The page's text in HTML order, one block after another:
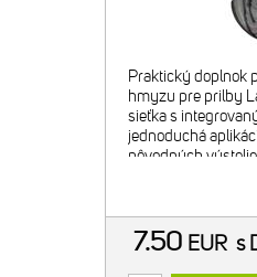
Praktický doplnok
hmyzu pre prilby
sieťka s
jednoduchá
pôvodných
7.50 EUR s